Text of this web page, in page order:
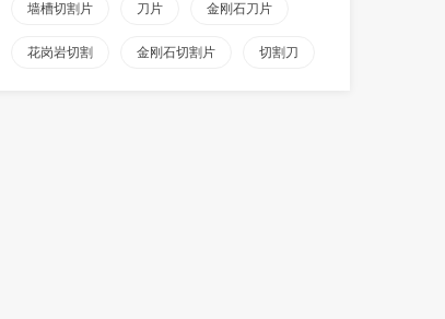
墙槽切割片 刀片 金刚石刀片
花岗岩切割 金刚石切割片 切割刀